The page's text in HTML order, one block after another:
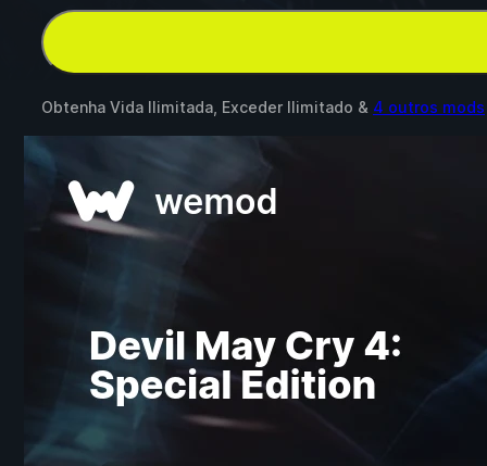
Obtenha Vida Ilimitada, Exceder Ilimitado & 4 outros mods